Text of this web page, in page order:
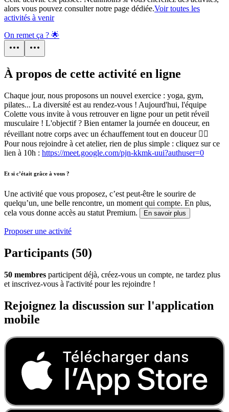
alors vous pouvez consulter notre page dédiée.Voir toutes les
activités à venir
On remet ça ? 🌟
À propos de cette activité en ligne
Chaque jour, nous proposons un nouvel exercice : yoga, gym,
pilates... La diversité est au rendez-vous ! Aujourd'hui, l'équipe
Colette vous invite à vous retrouver en ligne pour un petit réveil
musculaire ! L'objectif ? Bien entamer la journée en douceur, en
réveillant notre corps avec un échauffement tout en douceur 🧘‍♀️
Pour nous rejoindre à cet atelier, rien de plus simple : cliquez sur ce
lien à 10h : https://meet.google.com/pjn-kkmk-uui?authuser=0
Et si c’était grâce à vous ?
Une activité que vous proposez, c’est peut-être le sourire de
quelqu’un, une belle rencontre, un moment qui compte. En plus,
cela vous donne accès au statut Premium.
En savoir plus
Proposer une activité
Participants (50)
50 membres participent déjà, créez-vous un compte, ne tardez plus
et inscrivez-vous à l'activité pour les rejoindre !
Rejoignez la discussion sur l'application
mobile